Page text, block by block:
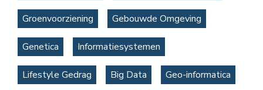
Groenvoorziening Gebouwde Omgeving
Genetica Informatiesystemen
Lifestyle Gedrag Big Data Geo-informatica